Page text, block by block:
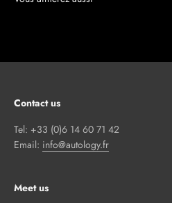
Contact us
Tel: +33 (0)6 14 60 71 42
Email: info@autology.fr
Meet us